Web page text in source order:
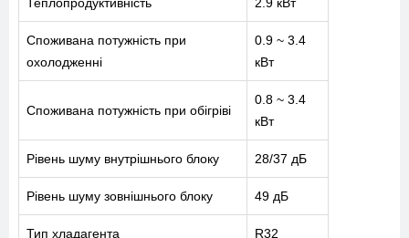
Споживана потужність при
охолодженні
0.9 ~ 3.4
кВт
Споживана потужність при обігріві
0.8 ~ 3.4
кВт
Рівень шуму внутрішнього блоку 28/37 дБ
Рівень шуму зовнішнього блоку 49 дБ
Тип хладагента R32